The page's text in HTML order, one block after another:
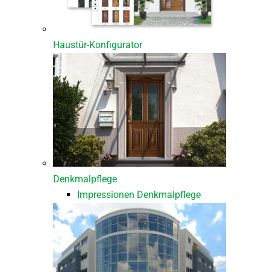
Haustür-Konfigurator
Denkmalpflege
Impressionen Denkmalpflege